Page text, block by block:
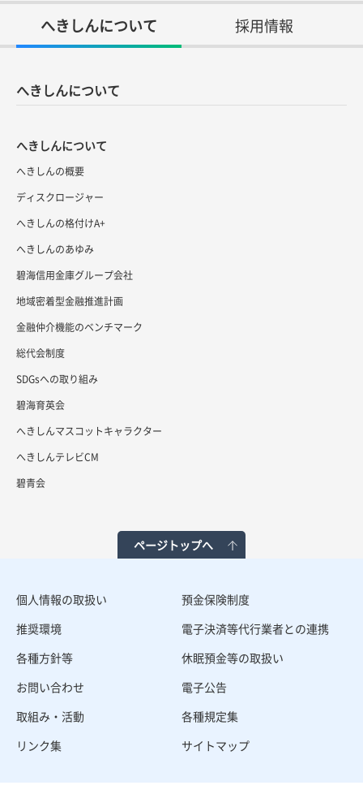
へきしんについて
採用情報
へきしんについて
へきしんについて
へきしんの概要
ディスクロージャー
へきしんの格付けA+
へきしんのあゆみ
碧海信用金庫グループ会社
地域密着型金融推進計画
金融仲介機能のベンチマーク
総代会制度
SDGsへの取り組み
碧海育英会
へきしんマスコットキャラクター
へきしんテレビCM
碧青会
ページトップへ
個人情報の取扱い
預金保険制度
推奨環境
電子決済等代行業者との連携
各種方針等
休眠預金等の取扱い
お問い合わせ
電子公告
取組み・活動
各種規定集
リンク集
サイトマップ